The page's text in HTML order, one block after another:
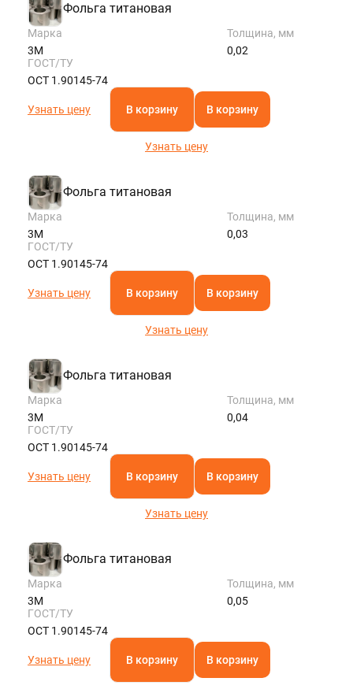
Фольга титановая
Марка
3М
Толщина, мм
0,02
ГОСТ/ТУ
ОСТ 1.90145-74
Узнать цену В корзину В корзину
Узнать цену
Фольга титановая
Марка
3М
Толщина, мм
0,03
ГОСТ/ТУ
ОСТ 1.90145-74
Узнать цену В корзину В корзину
Узнать цену
Фольга титановая
Марка
3М
Толщина, мм
0,04
ГОСТ/ТУ
ОСТ 1.90145-74
Узнать цену В корзину В корзину
Узнать цену
Фольга титановая
Марка
3М
Толщина, мм
0,05
ГОСТ/ТУ
ОСТ 1.90145-74
Узнать цену В корзину В корзину